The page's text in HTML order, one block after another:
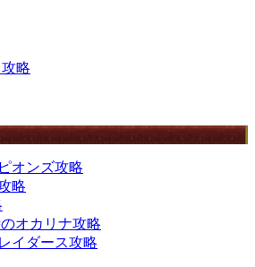
略
オンズ攻略
略
オカリナ攻略
イダース攻略